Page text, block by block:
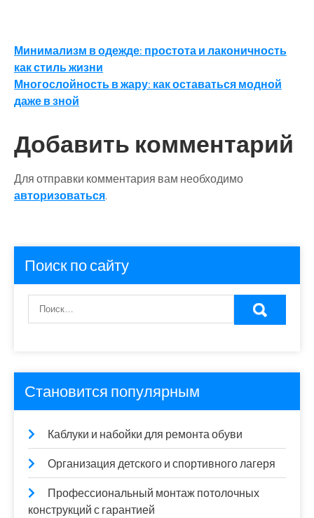
Навигация
по
записям
Минимализм в одежде: простота и лаконичность
как стиль жизни
Многослойность в жару: как оставаться модной
даже в зной
Добавить комментарий
Для отправки комментария вам необходимо
авторизоваться.
Поиск по сайту
Становится популярным
Каблуки и набойки для ремонта обуви
Организация детского и спортивного лагеря
Профессиональный монтаж потолочных
конструкций с гарантией